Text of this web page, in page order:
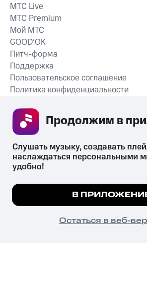
СКАЧАТЬ
MTС Live
MTС Premium
Мой МТС
GOOD’OK
Питч-форма
Поддержка
Пользовательское соглашение
Политика конфиденциальности
психотропных веществ, их аналогов
их незаконный оборот запрещён и влечёт
законодательством ответственность.
© 2026 ООО «КИОН».
Все права защищены
Мы используем куки, чтобы на
Подробнее
ПОНЯТНО
Слушать музыку, создавать
наслаждаться персональными
удобно!
В
Остаться в веб-